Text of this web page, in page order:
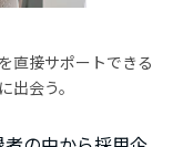
直接サポートできる
会う。